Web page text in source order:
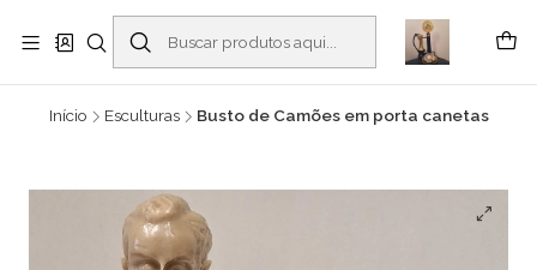
Buscantiguidades - Leilões. Colecionismo e antiguidades em Viana do
Castelo -
Leia mais
Início Esculturas Busto de Camões em porta canetas